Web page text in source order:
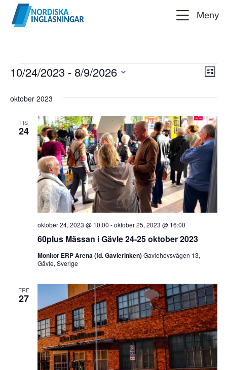
Meny
Lista
10/24/2023 - 8/9/2026
datum.
oktober 2023
TIS
24
60plus Mässan i Gävle 24-25 oktober 2023
oktober 24, 2023 @ 10:00 -oktober 25, 2023 @ 16:00
Monitor ERP Arena (fd. Gavlerinken)Gavlehovsvägen 13,
Gävle, Sverige
FRE
27